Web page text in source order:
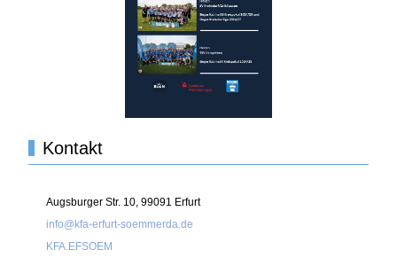
Kontakt
Augsburger Str. 10, 99091 Erfurt
info@kfa-erfurt-soemmerda.de
KFA.EFSOEM